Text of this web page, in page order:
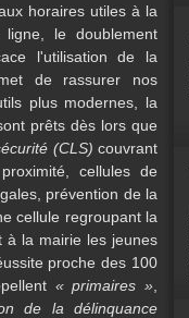
horaires utiles à la
le doublement
l'utilisation de la
de rassurer nos
plus modernes, la
prêts dès lors que
(CLS)couvrant
cellules de
prévention de la
cellule regroupant la
à la mairie les jeunes
proche des 100
« primaires »
de la délinquance